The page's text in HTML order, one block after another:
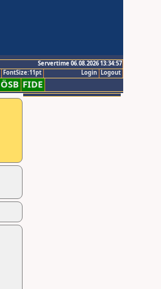
Servertime 06.08.2026 13:34:57
Logout
Login
FontSize:11pt
ÖSB FIDE